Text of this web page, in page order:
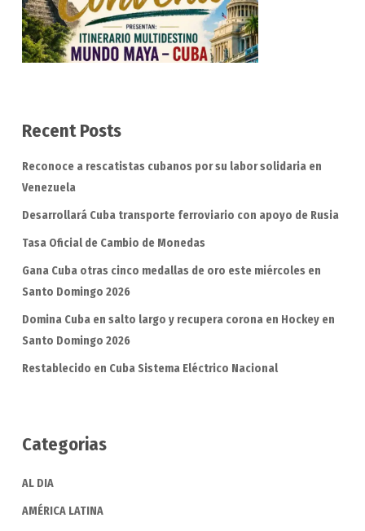
Recent Posts
Reconoce a rescatistas cubanos por su labor solidaria en
Venezuela
Desarrollará Cuba transporte ferroviario con apoyo de Rusia
Tasa Oficial de Cambio de Monedas
Gana Cuba otras cinco medallas de oro este miércoles en
Santo Domingo 2026
Domina Cuba en salto largo y recupera corona en Hockey en
Santo Domingo 2026
Restablecido en Cuba Sistema Eléctrico Nacional
Categorias
AL DIA
AMÉRICA LATINA